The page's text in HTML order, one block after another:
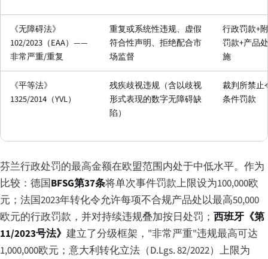
《无障碍法》
102/2023（EAA）——
非常严重/重复
重复或系统性违规、虚假
符合性声明、拒绝配合市
场监督
行政罚款+
罚款+产品
施
《平等法》
1325/2014（YVL）
残疾歧视违规（含以歧视
形式表现的数字无障碍缺
陷）
裁判所禁止
条件罚款
芬兰行政处罚的最高金额在欧盟范围内处于中低水平。作为
比较：德国BFSG第37条将单次事件罚款上限设为100,000欧
元；法国2023年转化令允许每项不合规产品处以最高50,000
欧元的行政罚款，并对持续违规叠加按日处罚； 西班牙《第
11/2023号法》 建立了分级框架，"非常严重"违规最高可达
1,000,000欧元；意大利转化立法（D.Lgs. 82/2022）上限为